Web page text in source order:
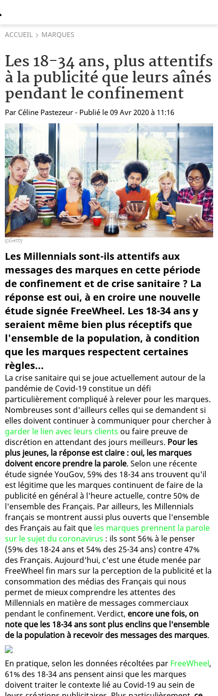
ACCUEIL MARQUES
Les 18-34 ans, plus attentifs
à la publicité que leurs aînés
pendant le confinement
Par Céline Pastezeur - Publié le 09 Avr 2020 à 11:16
Getty
Les Millennials sont-ils attentifs aux
messages des marques en cette période
de confinement et de crise sanitaire ? La
réponse est oui, à en croire une nouvelle
étude signée FreeWheel. Les 18-34 ans y
seraient même bien plus réceptifs que
l'ensemble de la population, à condition
que les marques respectent certaines
règles...
La crise sanitaire qui se joue actuellement autour de la
pandémie de Covid-19 constitue un défi
particulièrement compliqué à relever pour les marques.
Nombreuses sont d'ailleurs celles qui se demandent si
elles doivent continuer à communiquer pour chercher à
garder le lien avec leurs clients ou faire preuve de
discrétion en attendant des jours meilleurs. Pour les
plus jeunes, la réponse est claire : oui, les marques
doivent encore prendre la parole. Selon une récente
étude signée YouGov, 59% des 18-34 ans trouvent qu'il
est légitime que les marques continuent de faire de la
publicité en général à l'heure actuelle, contre 50% de
l'ensemble des Français. Par ailleurs, les Millennials
français se montrent aussi plus ouverts que l'ensemble
des Français au fait que les marques prennent la parole
sur le sujet du coronavirus : ils sont 56% à le penser
(59% des 18-24 ans et 54% des 25-34 ans) contre 47%
des Français. Aujourd'hui, c'est une étude menée par
FreeWheel fin mars sur la perception de la publicité et la
consommation des médias des Français qui nous
permet de mieux comprendre les attentes des
Millennials en matière de messages commerciaux
pendant le confinement. Verdict, encore une fois, on
note que les 18-34 ans sont plus enclins que l'ensemble
de la population à recevoir des messages des marques.
En pratique, selon les données récoltées par FreeWheel,
61% des 18-34 ans pensent ainsi que les marques
doivent traiter le contexte lié au Covid-19 au sein de